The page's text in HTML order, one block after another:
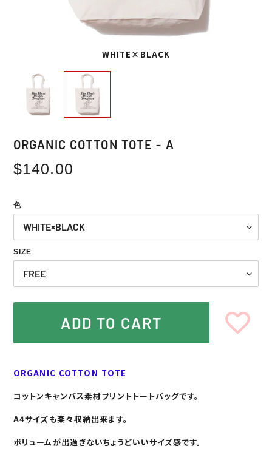
WHITE×BLACK
ORGANIC COTTON TOTE - A
Regular
price
$140.00
色
SIZE
ADD TO CART
product
your
ORGANIC COTTON TOTE
コットンキャンバス素材プリントトートバッグです。
A4サイズも楽々収納出来ます。
ボリュームが出過ぎないちょうどいいサイズ感です。